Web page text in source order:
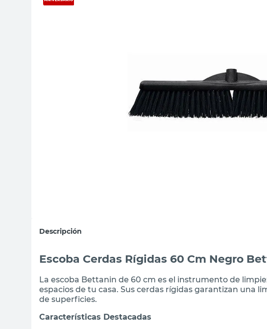
Descripción
Escoba Cerdas Rígidas 60 Cm Negro
La escoba Bettanin de 60 cm es el instrumento de
espacios de tu casa. Sus cerdas rígidas garantizan una
de superficies.
Características Destacadas